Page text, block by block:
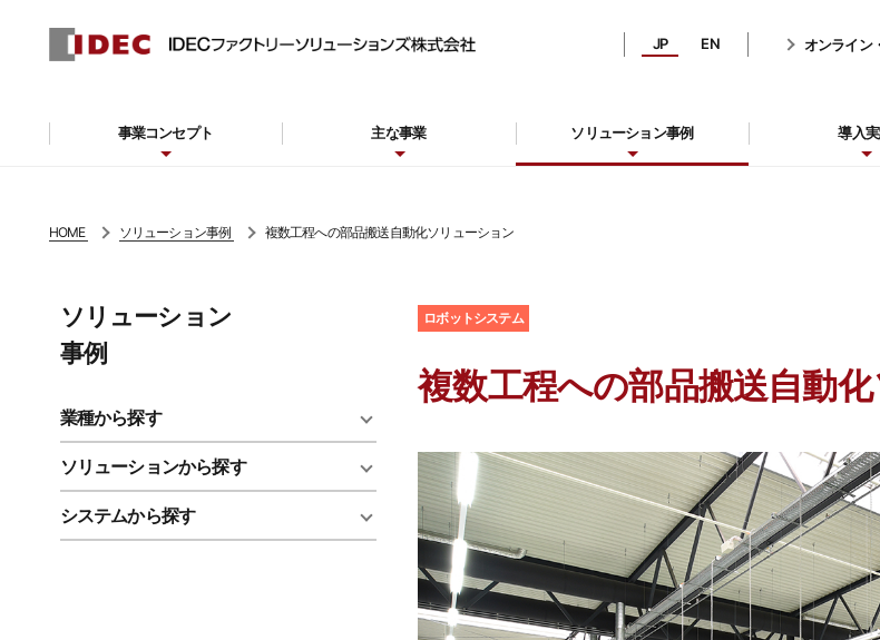
JP EN オンライン
事業コンセプト 主な事業 ソリューション事例 導入
HOME ソリューション事例 複数工程への部品搬送自動化ソリューション
ロボットシステム
複数工程への部品搬送自動
ソリューション
事例
業種から探す
ソリューションから探す
システムから探す